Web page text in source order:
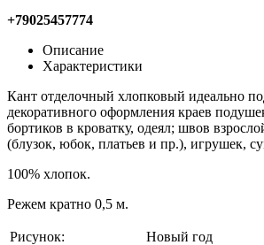
+79025457774
Описание
Характеристики
Кант отделочный хлопковый идеально
декоративного оформления краев
бортиков в кроватку, одеял; швов
(блузок, юбок, платьев и пр.), игрушек,
100% хлопок.
Режем кратно 0,5 м.
Рисунок:
Новый год